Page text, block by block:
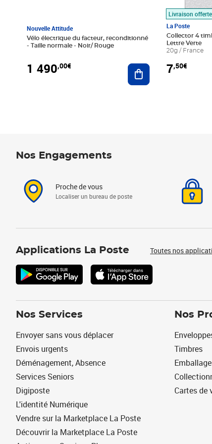
Nouvelle Attitude
Vélo électrique du facteur, reconditionné
- Taille normale - Noir/ Rouge
1 490,00€ Ajouter au panier
Livraison offerte
La Poste
Collector 4
Lettre Verte
20g / France
7,50€
Nos Engagements
Proche de vous
Localiser un bureau de poste
Applications La Poste Toutes nos
Nos Services
Envoyer sans vous déplacer
Envois urgents
Déménagement, Absence
Services Seniors
Digiposte
L'identité Numérique
Vendre sur la Marketplace La Poste
Découvrir la Marketplace La Poste
Nos
Timbres
Cartes de